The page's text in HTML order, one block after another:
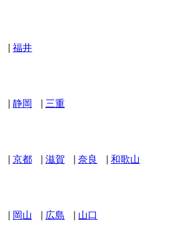
福井
静岡 三重
京都 滋賀 奈良 和歌山
岡山 広島 山口